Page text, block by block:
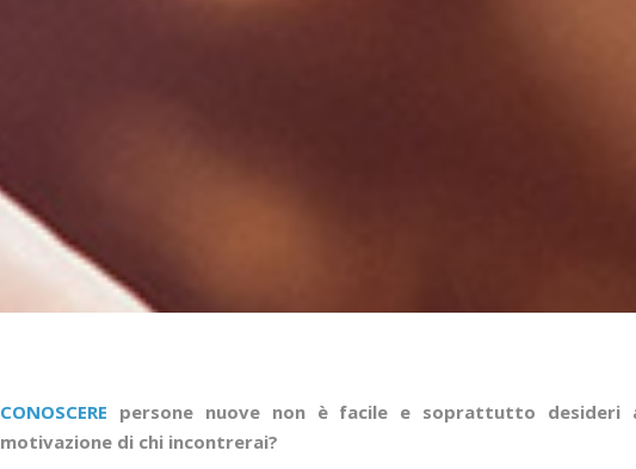
CONOSCERE persone nuove non è facile e soprattutto desideri
motivazione di chi incontrerai?